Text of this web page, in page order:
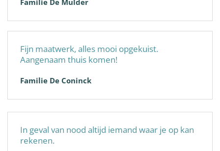
Fijn maatwerk, alles mooi opgekuist.
Aangenaam thuis komen!
Familie De Coninck
In geval van nood altijd iemand waar je op kan
rekenen.